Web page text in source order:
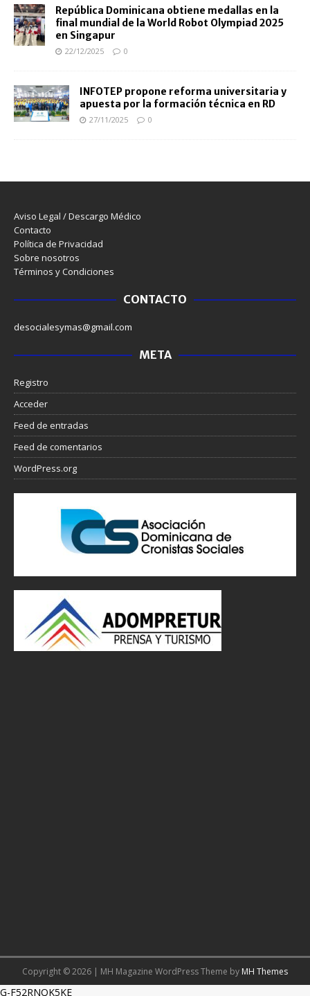
República Dominicana obtiene medallas en la
final mundial de la World Robot Olympiad 2025
en Singapur
22/12/2025 0
INFOTEP propone reforma universitaria y
apuesta por la formación técnica en RD
27/11/2025 0
Aviso Legal / Descargo Médico
Contacto
Política de Privacidad
Sobre nosotros
Términos y Condiciones
CONTACTO
desocialesymas@gmail.com
META
Registro
Acceder
Feed de entradas
Feed de comentarios
WordPress.org
Copyright © 2026 | MH Magazine WordPress Theme by MH Themes
G-F52RNQK5KE